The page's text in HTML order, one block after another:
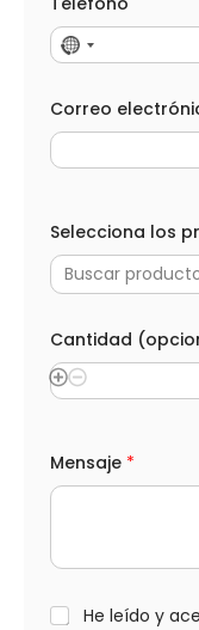
Correo
Selecciona los
Buscar
Cantidad
Mensaje *
L
He leído y